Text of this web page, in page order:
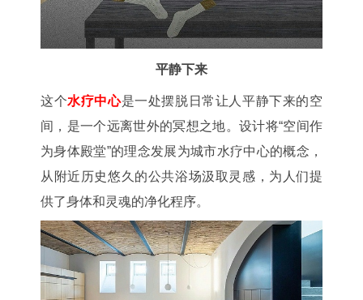
平静下来
这个水疗中心是一处摆脱日常让人平静下来的空
间，是一个远离世外的冥想之地。设计将“空间作
为身体殿堂”的理念发展为城市水疗中心的概念，
从附近历史悠久的公共浴场汲取灵感，为人们提
供了身体和灵魂的净化程序。